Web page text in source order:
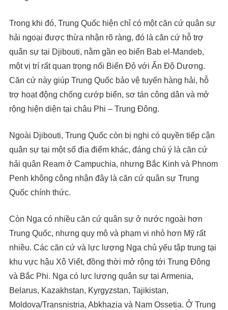
Trong khi đó, Trung Quốc hiện chỉ có một căn cứ quân sự
hải ngoại được thừa nhận rõ ràng, đó là căn cứ hỗ trợ
quân sự tại Djibouti, nằm gần eo biển Bab el-Mandeb,
một vị trí rất quan trọng nối Biển Đỏ với Ấn Độ Dương.
Căn cứ này giúp Trung Quốc bảo vệ tuyến hàng hải, hỗ
trợ hoạt động chống cướp biển, sơ tán công dân và mở
rộng hiện diện tại châu Phi – Trung Đông.
Ngoài Djibouti, Trung Quốc còn bị nghi có quyền tiếp cận
quân sự tại một số địa điểm khác, đáng chú ý là căn cứ
hải quân Ream ở Campuchia, nhưng Bắc Kinh và Phnom
Penh không công nhận đây là căn cứ quân sự Trung
Quốc chính thức.
Còn Nga có nhiều căn cứ quân sự ở nước ngoài hơn
Trung Quốc, nhưng quy mô và phạm vi nhỏ hơn Mỹ rất
nhiều. Các căn cứ và lực lượng Nga chủ yếu tập trung tại
khu vực hậu Xô Viết, đồng thời mở rộng tới Trung Đông
và Bắc Phi. Nga có lực lượng quân sự tại Armenia,
Belarus, Kazakhstan, Kyrgyzstan, Tajikistan,
Moldova/Transnistria, Abkhazia và Nam Ossetia. Ở Trung